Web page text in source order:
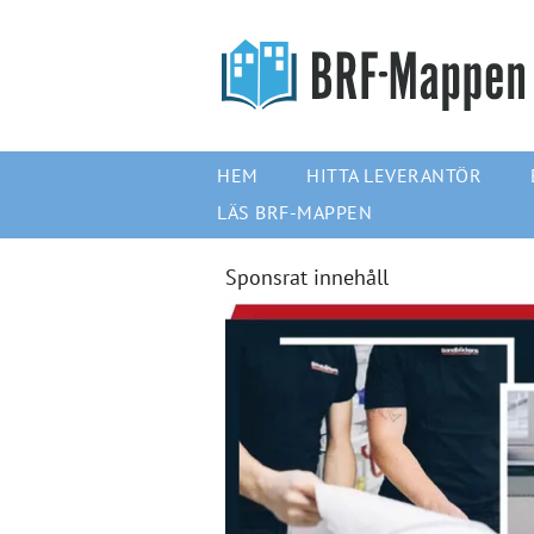
HEM HITTA LEVERANTÖR
LÄS BRF-MAPPEN
Sponsrat innehåll